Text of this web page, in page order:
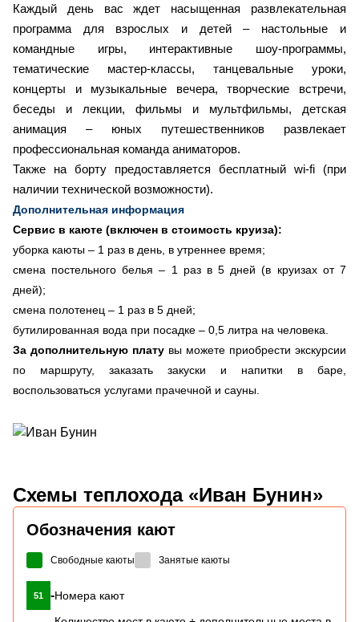
Каждый день вас ждет насыщенная развлекательная
программа для взрослых и детей – настольные и
командные игры, интерактивные шоу-программы,
тематические мастер-классы, танцевальные уроки,
концерты и музыкальные вечера, творческие встречи,
беседы и лекции, фильмы и мультфильмы, детская
анимация – юных путешественников развлекает
профессиональная команда аниматоров.
Также на борту предоставляется бесплатный wi-fi (при
наличии технической возможности).
Дополнительная информация
Сервис в каюте (включен в стоимость круиза):
уборка каюты – 1 раз в день, в утреннее время;
смена постельного белья – 1 раз в 5 дней (в круизах от 7
дней);
смена полотенец – 1 раз в 5 дней;
бутилированная вода при посадке – 0,5 литра на человека.
За дополнительную платувы можете приобрести экскурсии
по маршруту, заказать закуски и напитки в баре,
воспользоваться услугами прачечной и сауны.
Схемы теплохода «Иван Бунин»
Обозначения кают
Свободные каюты Занятые каюты
51 -Номера кают